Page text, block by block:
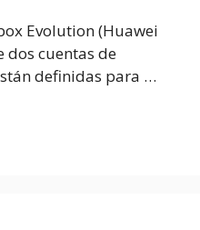
Evolution (Huawei
dos cuentas de
definidas para …